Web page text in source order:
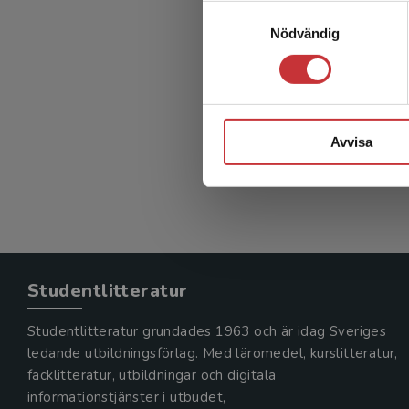
Nödvändig
Avvisa
Studentlitteratur
Studentlitteratur grundades 1963 och är idag Sveriges
ledande utbildningsförlag. Med läromedel, kurslitteratur,
facklitteratur, utbildningar och digitala
informationstjänster i utbudet,